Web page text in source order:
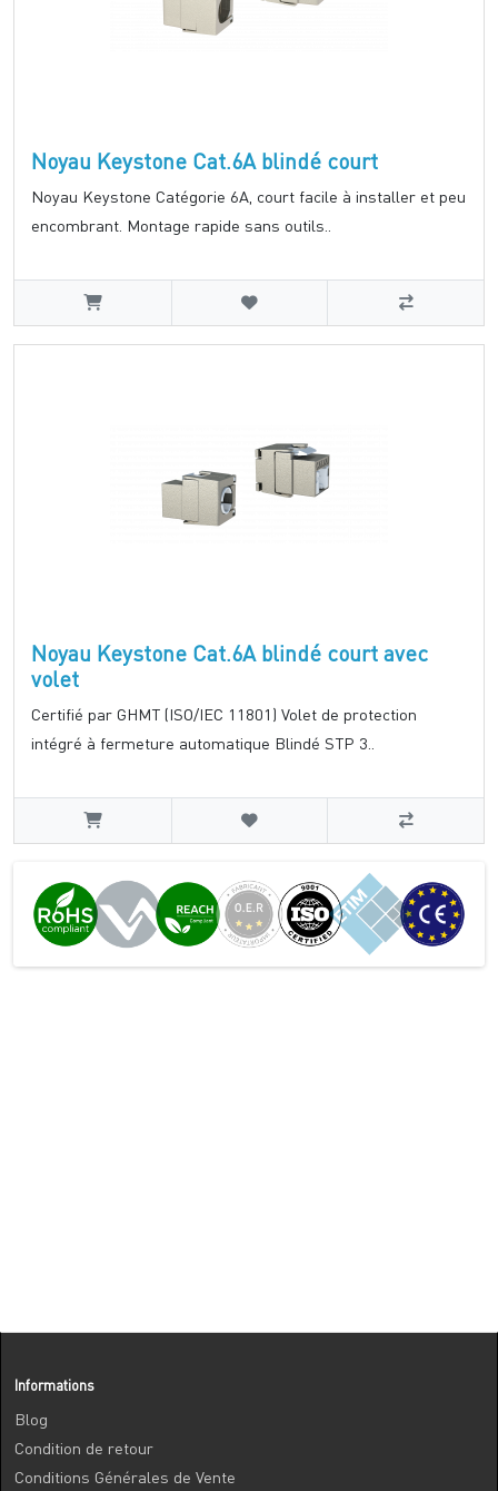
Noyau Keystone Cat.6A blindé court
Noyau Keystone Catégorie 6A, court facile à installer et peu
encombrant. Montage rapide sans outils..
Noyau Keystone Cat.6A blindé court avec
volet
Certifié par GHMT (ISO/IEC 11801) Volet de protection
intégré à fermeture automatique Blindé STP 3..
Informations
Blog
Condition de retour
Conditions Générales de Vente